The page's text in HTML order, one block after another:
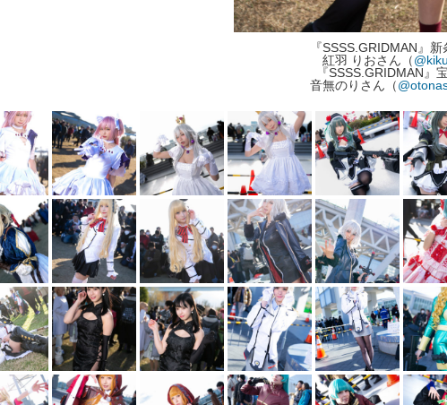
『SSSS.GRIDMAN』
紅羽 りおさん（
『SSSS.GRIDMAN』
音無のりさん（